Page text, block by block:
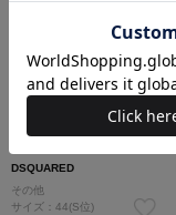
DSQUARED
その他
サイズ：44(S位)